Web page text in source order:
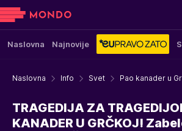
Naslovna Najnovije
Naslovna Info Svet Pao kanader u
TRAGEDIJA ZA
KANADER U GRČKOJ!